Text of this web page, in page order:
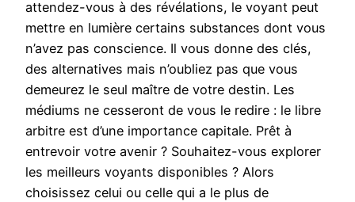
attendez-vous à des révélations, le voyant peut
mettre en lumière certains substances dont vous
n’avez pas conscience. Il vous donne des clés,
des alternatives mais n’oubliez pas que vous
demeurez le seul maître de votre destin. Les
médiums ne cesseront de vous le redire : le libre
arbitre est d’une importance capitale. Prêt à
entrevoir votre avenir ? Souhaitez-vous explorer
les meilleurs voyants disponibles ? Alors
choisissez celui ou celle qui a le plus de